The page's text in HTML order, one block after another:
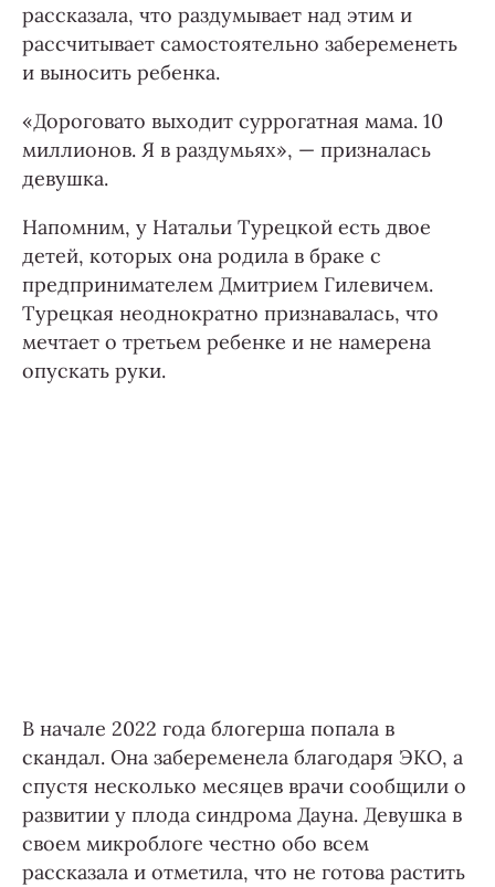
рассказала, что раздумывает над этим и
рассчитывает самостоятельно забеременеть
и выносить ребенка.
«Дороговато выходит суррогатная мама. 10
миллионов. Я в раздумьях», — призналась
девушка.
Напомним, у Натальи Турецкой есть двое
детей, которых она родила в браке с
предпринимателем Дмитрием Гилевичем.
Турецкая неоднократно признавалась, что
мечтает о третьем ребенке и не намерена
опускать руки.
В начале 2022 года блогерша попала в
скандал. Она забеременела благодаря ЭКО, а
спустя несколько месяцев врачи сообщили о
развитии у плода синдрома Дауна. Девушка в
своем микроблоге честно обо всем
рассказала и отметила, что не готова растить